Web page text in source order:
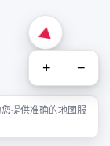
+ −
提供准确的地图服